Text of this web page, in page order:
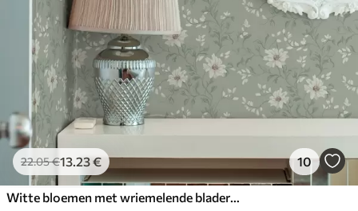
22.05€13.23€ 10
Witte bloemen met wriemelende bladeren